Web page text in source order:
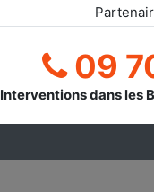
09
Interventions dans les